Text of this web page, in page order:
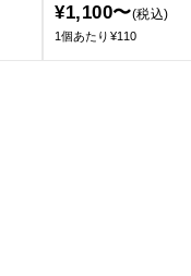
¥1,100〜(税込)
1個あたり¥110